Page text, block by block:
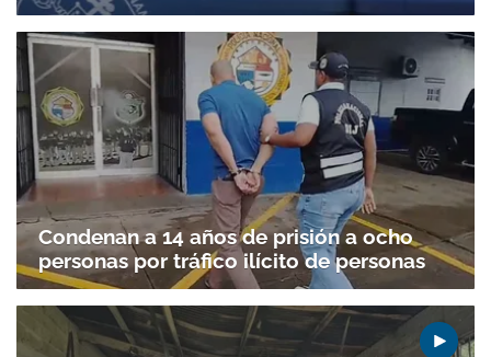
Gracias por suscribirte a nuestro boletín.
ACEPTAR
Condenan a 14 años de prisión a ocho
personas por tráfico ilícito de personas